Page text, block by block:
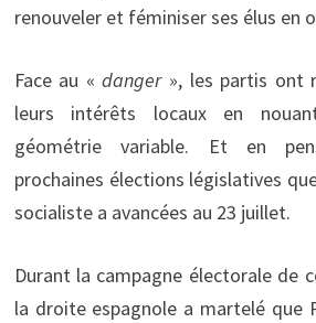
renouveler et féminiser ses élus en
Face au «danger», les partis ont
leurs intérêts locaux en
géométrie variable. Et en
prochaines élections législatives
socialiste a avancées au 23 juillet.
Durant la campagne électorale de
la droite espagnole a martelé que